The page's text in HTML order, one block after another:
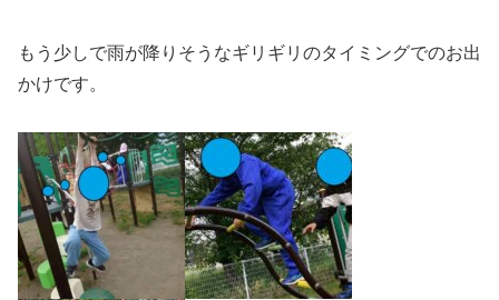
もう少しで雨が降りそうなギリギリのタイミングでのお出
かけです。